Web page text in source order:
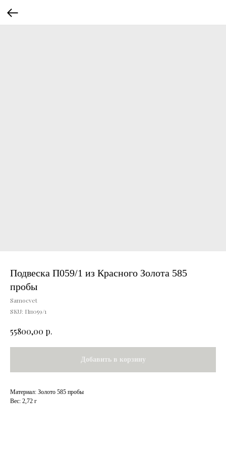
Подвеска П059/1 из Красного Золота 585
пробы
Samocvet
SKU: Пп059/1
55800,00 р.
Добавить в корзину
Материал: Золото 585 пробы
Вес: 2,72 г